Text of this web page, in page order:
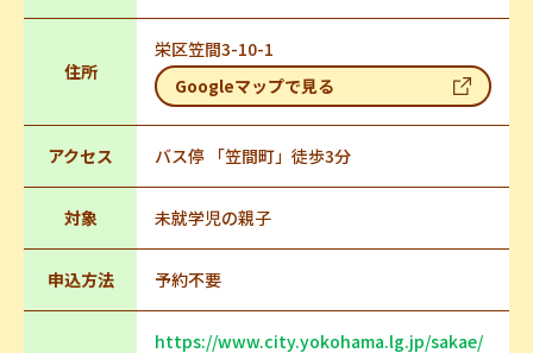
住所
栄区笠間3-10-1
Googleマップで見る
アクセス バス停 「笠間町」徒歩3分
対象 未就学児の親子
申込方法 予約不要
https://www.city.yokohama.lg.jp/sakae/